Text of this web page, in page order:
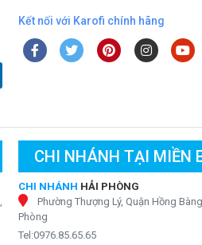
Kết nối với Karofi chính hãng
CHI NHÁNH TẠI MIỀN
CHI NHÁNH HẢI PHÒNG
Phường Thượng Lý, Quận Hồng
Phòng
Tel:0976.85.65.65